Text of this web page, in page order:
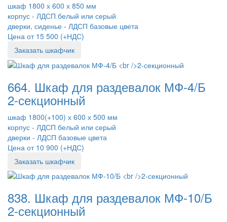
шкаф 1800 х 600 х 850 мм
корпус - ЛДСП белый или серый
дверки, сиденье - ЛДСП базовые цвета
Цена от 15 500 (+НДС)
Заказать шкафчик
664. Шкаф для раздевалок МФ-4/Б
2-секционный
шкаф 1800(+100) х 600 х 500 мм
корпус - ЛДСП белый или серый
дверки - ЛДСП базовые цвета
Цена от 10 900 (+НДС)
Заказать шкафчик
838. Шкаф для раздевалок МФ-10/Б
2-секционный